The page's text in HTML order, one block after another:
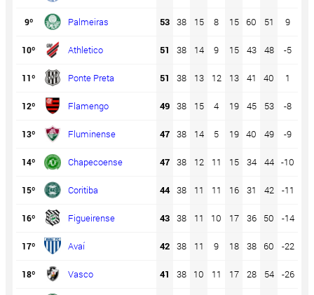
9º Palmeiras
10º Athletico
11º Ponte Preta
12º Flamengo
13º Fluminense
14º Chapecoense
15º Coritiba
16º Figueirense
17º Avaí
18º Vasco
53 38 15 8 15 60 51 9
51 38 14 9 15 43 48 -5
51 38 13 12 13 41 40 1
49 38 15 4 19 45 53 -8
47 38 14 5 19 40 49 -9
47 38 12 11 15 34 44 -10
44 38 11 11 16 31 42 -11
43 38 11 10 17 36 50 -14
42 38 11 9 18 38 60 -22
41 38 10 11 17 28 54 -26